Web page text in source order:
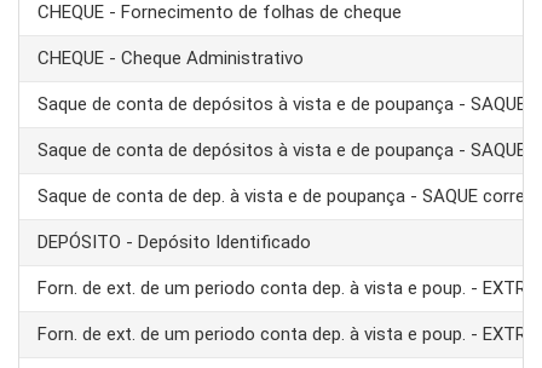
CHEQUE - Fornecimento de folhas de cheque
CHEQUE - Cheque Administrativo
Saque de conta de depósitos à vista e de poupança - SAQUE
Saque de conta de depósitos à vista e de poupança - SAQUE
Saque de conta de dep. à vista e de poupança - SAQUE
DEPÓSITO - Depósito Identificado
Forn. de ext. de um periodo conta dep. à vista e poup. -
Forn. de ext. de um periodo conta dep. à vista e poup. -